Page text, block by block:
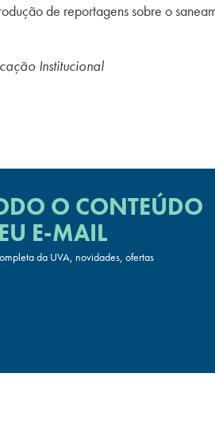
de reportagens sobre o
Institucional
O CONTEÚDO
E-MAIL
da UVA, novidades, ofertas